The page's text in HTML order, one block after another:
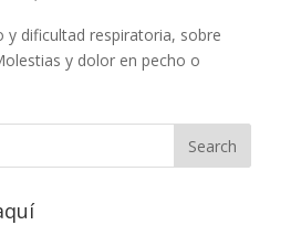
y dificultad respiratoria, sobre
y dolor en pecho o